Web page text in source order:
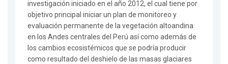
investigación iniciado en el año 2012, el cual tiene por
objetivo principal iniciar un plan de monitoreo y
evaluación permanente de la vegetación altoandina
en los Andes centrales del Perú así como además de
los cambios ecosistémicos que se podría producir
como resultado del deshielo de las masas glaciares